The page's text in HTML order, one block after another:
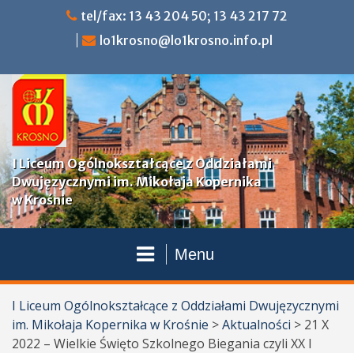
tel/fax: 13 43 204 50; 13 43 217 72
lo1krosno@lo1krosno.info.pl
I Liceum Ogólnokształcące z Oddziałami
Dwujęzycznymi im. Mikołaja Kopernika
w Krośnie
Menu
I Liceum Ogólnokształcące z Oddziałami Dwujęzycznymi
im. Mikołaja Kopernika w Krośnie >Aktualności > 21 X
2022 – Wielkie Święto Szkolnego Biegania czyli XX I